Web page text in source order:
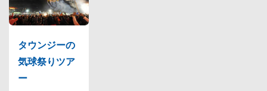
タウンジーの
気球祭りツア
ー